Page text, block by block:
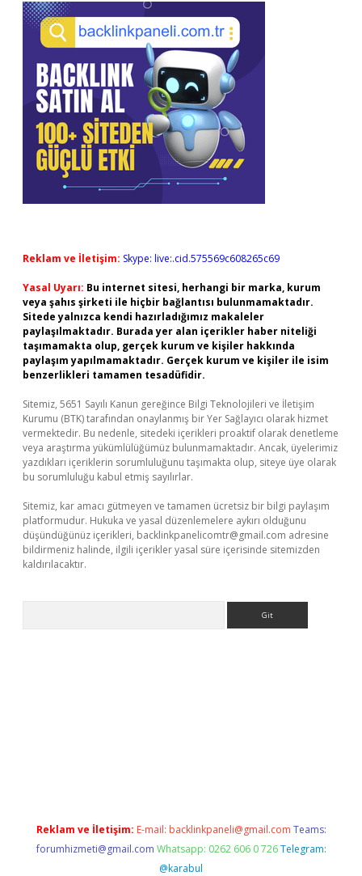
Reklam ve İletişim: Skype: live:.cid.575569c608265c69
Yasal Uyarı: Bu internet sitesi, herhangi bir marka, kurum
veya şahıs şirketi ile hiçbir bağlantısı bulunmamaktadır.
Sitede yalnızca kendi hazırladığımız makaleler
paylaşılmaktadır. Burada yer alan içerikler haber niteliği
taşımamakta olup, gerçek kurum ve kişiler hakkında
paylaşım yapılmamaktadır. Gerçek kurum ve kişiler ile isim
benzerlikleri tamamen tesadüfidir.
Sitemiz, 5651 Sayılı Kanun gereğince Bilgi Teknolojileri ve İletişim
Kurumu (BTK) tarafından onaylanmış bir Yer Sağlayıcı olarak hizmet
vermektedir. Bu nedenle, sitedeki içerikleri proaktif olarak denetleme
veya araştırma yükümlülüğümüz bulunmamaktadır. Ancak, üyelerimiz
yazdıkları içeriklerin sorumluluğunu taşımakta olup, siteye üye olarak
bu sorumluluğu kabul etmiş sayılırlar.
Sitemiz, kar amacı gütmeyen ve tamamen ücretsiz bir bilgi paylaşım
platformudur. Hukuka ve yasal düzenlemelere aykırı olduğunu
düşündüğünüz içerikleri, backlinkpanelicomtr@gmail.com adresine
bildirmeniz halinde, ilgili içerikler yasal süre içerisinde sitemizden
kaldırılacaktır.
Reklam ve İletişim: E-mail: backlinkpaneli@gmail.com Teams:
forumhizmeti@gmail.com Whatsapp: 0262 606 0 726 Telegram:
@karabul